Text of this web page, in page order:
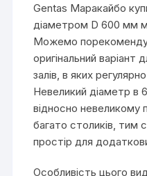
Gentas Маракайбо
діаметром D 600 мм
Можемо
оригінальний варіант
залів, в яких
Невеликий діаметр в
відносно невеликому
багато столиків, тим
простір для
Особливість цього